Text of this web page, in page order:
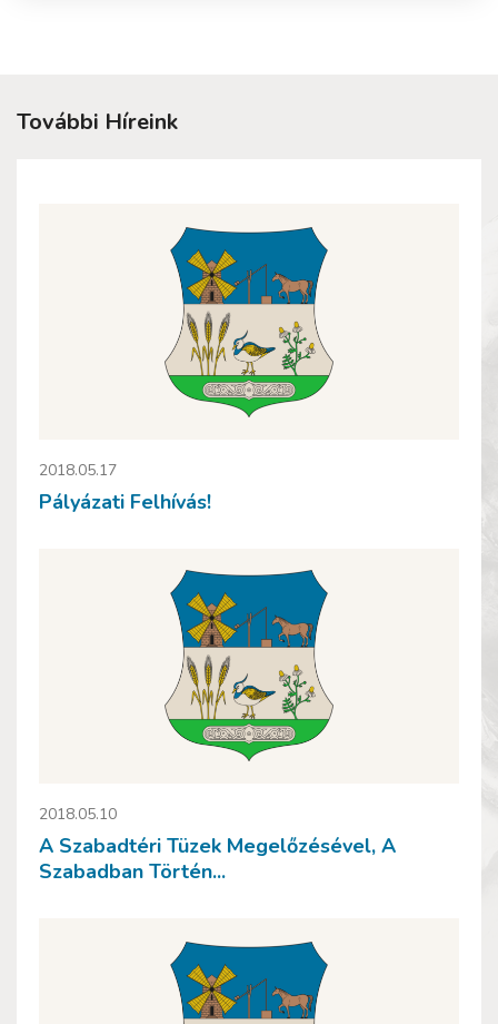
További Híreink
2018.05.17
Pályázati Felhívás!
2018.05.10
A Szabadtéri Tüzek Megelőzésével, A
Szabadban Történ...